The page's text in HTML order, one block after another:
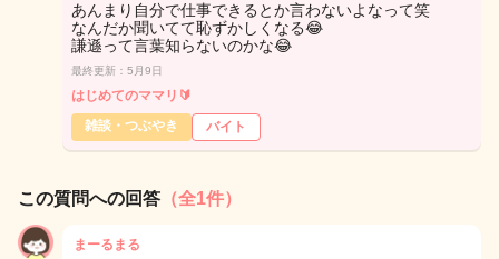
あんまり自分で仕事できるとか言わないよなって笑
なんだか聞いてて恥ずかしくなる😂
謙遜って言葉知らないのかな😂
最終更新：5月9日
はじめてのママリ🔰
雑談・つぶやき
バイト
この質問への回答 （全1件）
まーるまる